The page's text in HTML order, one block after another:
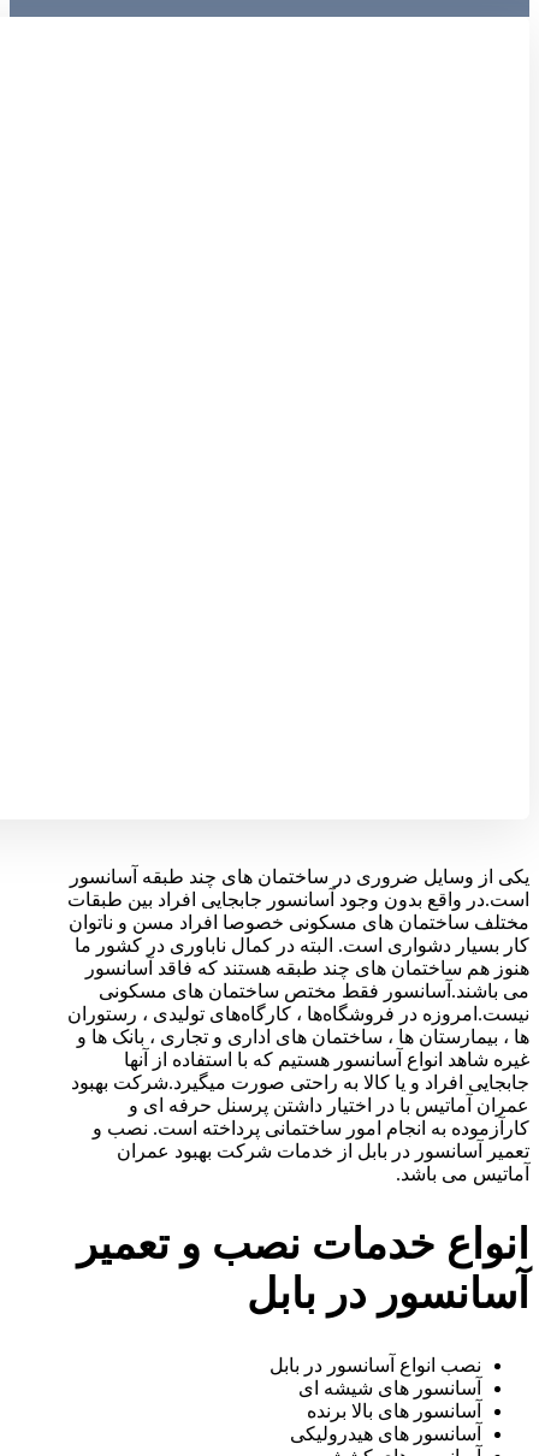
یکی از وسایل ضروری در ساختمان های چند طبقه آسانسور
است.در واقع بدون وجود آسانسور جابجایی افراد بین طبقات
مختلف ساختمان های مسکونی خصوصا افراد مسن و ناتوان
کار بسیار دشواری است. البته در کمال ناباوری در کشور ما
هنوز هم ساختمان های چند طبقه هستند که فاقد آسانسور
می باشند.آسانسور فقط مختص ساختمان های مسکونی
نیست.امروزه در فروشگاه‌ها ، کارگاه‌های تولیدی ، رستوران
ها ، بیمارستان ها ، ساختمان های اداری و تجاری ، بانک ها و
غیره شاهد انواع آسانسور هستیم که با استفاده از آنها
جابجایی افراد و یا کالا به راحتی صورت میگیرد.شرکت بهبود
عمران آماتیس با در اختیار داشتن پرسنل حرفه ای و
کارآزموده به انجام امور ساختمانی پرداخته است. نصب و
تعمیر آسانسور در بابل از خدمات شرکت بهبود عمران
آماتیس می باشد.
انواع خدمات نصب و تعمیر
آسانسور در بابل
نصب انواع آسانسور در بابل
آسانسور های شیشه ای
آسانسور های بالا برنده
آسانسور های هیدرولیکی